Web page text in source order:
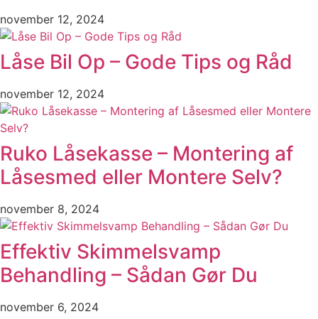
november 12, 2024
Låse Bil Op – Gode Tips og Råd
november 12, 2024
Ruko Låsekasse – Montering af
Låsesmed eller Montere Selv?
november 8, 2024
Effektiv Skimmelsvamp
Behandling – Sådan Gør Du
november 6, 2024